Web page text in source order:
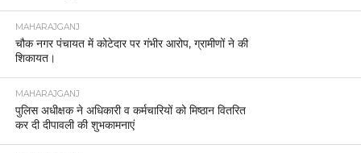
MAHARAJGANJ
चौक नगर पंचायत में कोटेदार पर गंभीर आरोप, ग्रामीणों ने की
शिकायत।
MAHARAJGANJ
पुलिस अधीक्षक ने अधिकारी व कर्मचारियों को मिष्ठान वितरित
कर दी दीपावली की शुभकामनाएं